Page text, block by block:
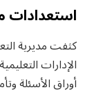
استعدادات
كثفت مديرية
الإدارات
أوراق الأسئلة